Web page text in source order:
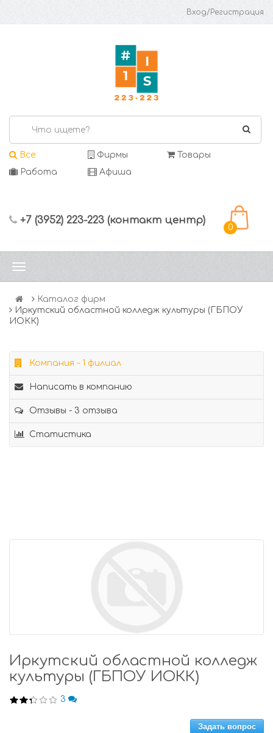
Вход/Регистрация
Все Фирмы
Товары
Работа
Афиша
+7 (3952) 223-223 (контакт центр)
0
Каталог фирм
Иркутский областной колледж культуры (ГБПОУ
ИОКК)
Компания - 1 филиал
Написать в компанию
Отзывы - 3 отзыва
Статистика
Иркутский областной колледж
культуры (ГБПОУ ИОКК)
3
Задать вопрос